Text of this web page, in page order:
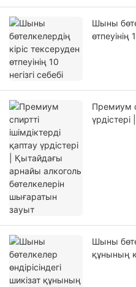
Шыны
өтпеуінің
Премиум
Шыны
құнының